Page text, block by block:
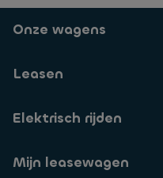
Onze wagens
Leasen
Elektrisch rijden
Mijn leasewagen